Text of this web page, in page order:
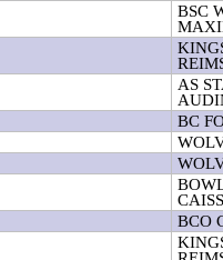
BSC
AS
BC
BCO